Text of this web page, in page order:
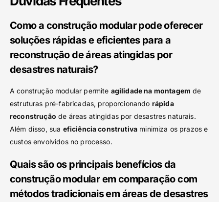
Como a construção modular pode oferecer
soluções rápidas e eficientes para a
reconstrução de áreas atingidas por
desastres naturais?
A construção modular permite agilidade na montagem de
estruturas pré-fabricadas, proporcionando rápida
reconstrução de áreas atingidas por desastres naturais.
Além disso, sua eficiência construtiva minimiza os prazos e
custos envolvidos no processo.
Quais são os principais benefícios da
construção modular em comparação com
métodos tradicionais em áreas de desastres